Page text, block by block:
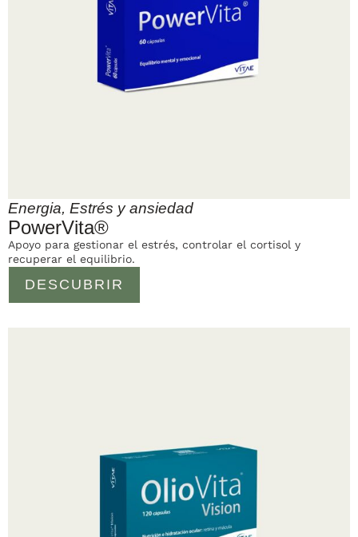
Energia, Estrés y ansiedad
PowerVita®
DESCUBRIR
Apoyo para gestionar el estrés, controlar el cortisol y
recuperar el equilibrio.